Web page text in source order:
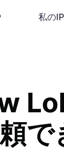
私の
で